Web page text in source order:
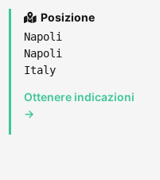
Posizione
Napoli
Napoli
Italy
Ottenere indicazioni
→